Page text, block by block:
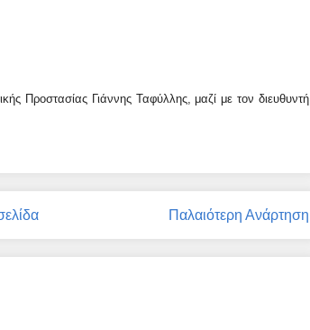
Προστασίας Γιάννης Ταφύλλης, μαζί με τον διευθυντή
Παλαιότερη Ανάρτηση